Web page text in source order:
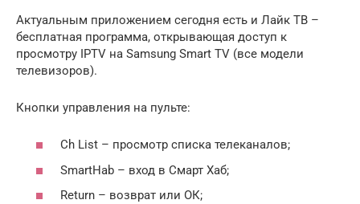
Актуальным приложением сегодня есть и Лайк ТВ –
бесплатная программа, открывающая доступ к
просмотру IPTV на Samsung Smart TV (все модели
телевизоров).
Кнопки управления на пульте:
Ch List – просмотр списка телеканалов;
SmartHab – вход в Смарт Хаб;
Return – возврат или ОК;